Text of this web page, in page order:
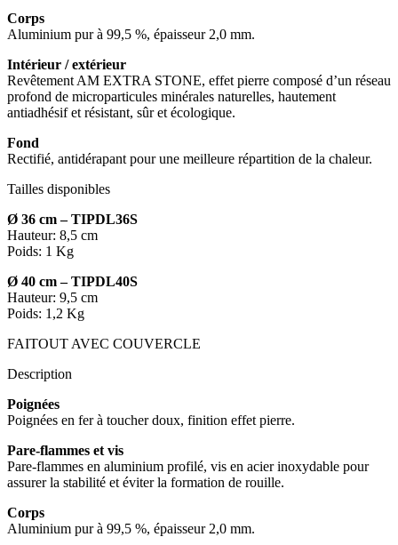
Corps
Aluminium pur à 99,5 %, épaisseur 2,0 mm.
Intérieur / extérieur
Revêtement AM EXTRA STONE, effet pierre composé d’un réseau
profond de microparticules minérales naturelles, hautement
antiadhésif et résistant, sûr et écologique.
Fond
Rectifié, antidérapant pour une meilleure répartition de la chaleur.
Tailles disponibles
Ø 36 cm –TIPDL36S
Hauteur: 8,5 cm
Poids: 1 Kg
Ø 40 cm –TIPDL40S
Hauteur: 9,5 cm
Poids: 1,2 Kg
FAITOUT AVEC COUVERCLE
Description
Poignées
Poignées en fer à toucher doux, finition effet pierre.
Pare-flammes et vis
Pare-flammes en aluminium profilé, vis en acier inoxydable pour
assurer la stabilité et éviter la formation de rouille.
Corps
Aluminium pur à 99,5 %, épaisseur 2,0 mm.